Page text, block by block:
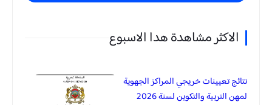
الاكثر مشاهدة هدا الاسبوع
نتائج تعيينات خريجي المراكز الجهوية
لمهن التربية والتكوين لسنة 2026